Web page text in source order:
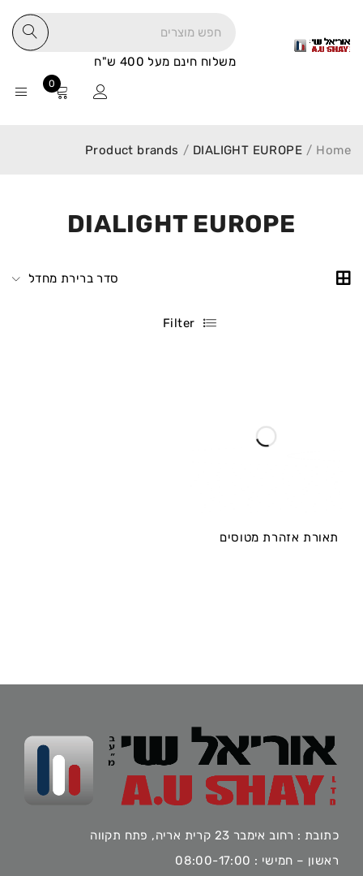
משלוח חינם מעל 400 ש"ח
0
DIALIGHT EUROPE
Home
/
Product brands / DIALIGHT EUROPE
סדר ברירת מחדל
Filter
תאורת אזהרת מטוסים
כתובת : רחוב אימבר 23 קרית אריה, פתח תקווה
ראשון – חמישי : 08:00-17:00